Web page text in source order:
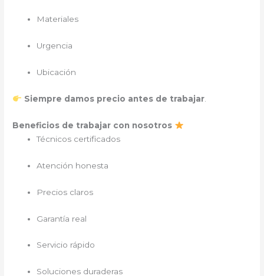
Materiales
Urgencia
Ubicación
Siempre damos precio antes de trabajar.
Beneficios de trabajar con nosotros
Técnicos certificados
Atención honesta
Precios claros
Garantía real
Servicio rápido
Soluciones duraderas